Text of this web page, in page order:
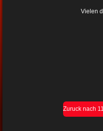
Vielen
Zuruck nach